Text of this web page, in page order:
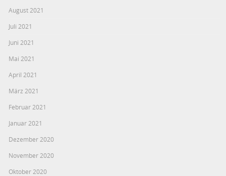
August 2021
Juli 2021
Juni 2021
Mai 2021
April 2021
März 2021
Februar 2021
Januar 2021
Dezember 2020
November 2020
Oktober 2020